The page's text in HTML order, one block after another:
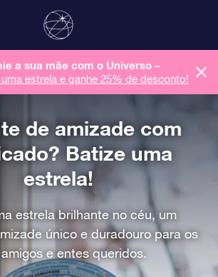
a sua mãe com o Universo –
estrela e ganhe 25% de desconto!
de amizade com
Batize uma
estrela!
estrela brilhante no céu, um
único e duradouro para os
e entes queridos.